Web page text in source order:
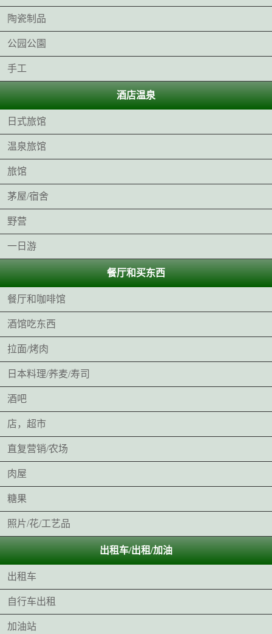
陶瓷制品
公园公園
手工
酒店温泉
日式旅馆
温泉旅馆
旅馆
茅屋/宿舍
野营
一日游
餐厅和买东西
餐厅和咖啡馆
酒馆吃东西
拉面/烤肉
日本料理/荞麦/寿司
酒吧
店，超市
直复营销/农场
肉屋
糖果
照片/花/工艺品
出租车/出租/加油
出租车
自行车出租
加油站